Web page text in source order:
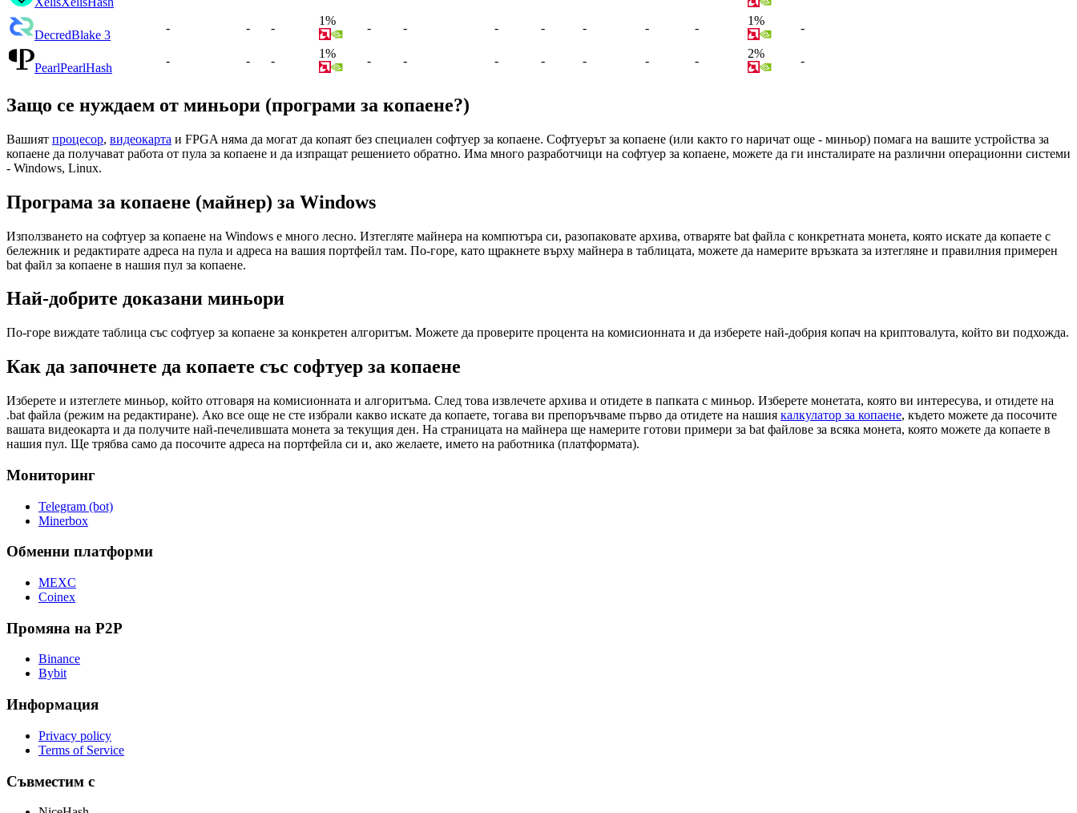
DecredBlake 3
- - -
1%
- - - - - - -
1%
-
PearlPearlHash
- - -
1%
- - - - - - -
2%
-
Защо се нуждаем от миньори (програми за копаене?)
Вашият процесор, видеокарта и FPGA няма да могат да копаят без специален софтуер за копаене. Софтуерът за копаене (или както го наричат ​​още - миньор) помага на вашите устройства за
копаене да получават работа от пула за копаене и да изпращат решението обратно. Има много разработчици на софтуер за копаене, можете да ги инсталирате на различни операционни системи
- Windows, Linux.
Програма за копаене (майнер) за Windows
Използването на софтуер за копаене на Windows е много лесно. Изтегляте майнера на компютъра си, разопаковате архива, отваряте bat файла с конкретната монета, която искате да копаете с
бележник и редактирате адреса на пула и адреса на вашия портфейл там. По-горе, като щракнете върху майнера в таблицата, можете да намерите връзката за изтегляне и правилния примерен
bat файл за копаене в нашия пул за копаене.
Най-добрите доказани миньори
По-горе виждате таблица със софтуер за копаене за конкретен алгоритъм. Можете да проверите процента на комисионната и да изберете най-добрия копач на криптовалута, който ви подхожда.
Как да започнете да копаете със софтуер за копаене
Изберете и изтеглете миньор, който отговаря на комисионната и алгоритъма. След това извлечете архива и отидете в папката с миньор. Изберете монетата, която ви интересува, и отидете на
.bat файла (режим на редактиране). Ако все още не сте избрали какво искате да копаете, тогава ви препоръчваме първо да отидете на нашия калкулатор за копаене, където можете да посочите
вашата видеокарта и да получите най-печелившата монета за текущия ден. На страницата на майнера ще намерите готови примери за bat файлове за всяка монета, която можете да копаете в
нашия пул. Ще трябва само да посочите адреса на портфейла си и, ако желаете, името на работника (платформата).
Мониторинг
Telegram (bot)
Minerbox
Обменни платформи
MEXC
Coinex
Промяна на P2P
Binance
Bybit
Информация
Privacy policy
Terms of Service
Съвместим с